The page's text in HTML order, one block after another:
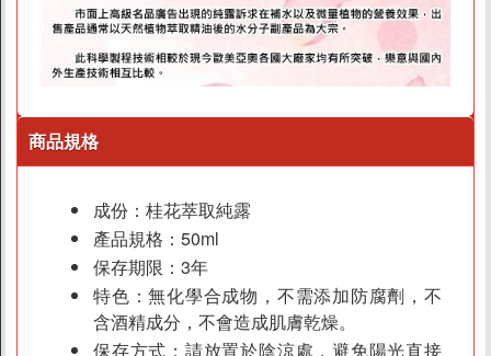
商品規格
成份：桂花萃取純露
產品規格：50ml
保存期限：3年
特色：無化學合成物，不需添加防腐劑，不
含酒精成分，不會造成肌膚乾燥。
保存方式：請放置於陰涼處，避免陽光直接